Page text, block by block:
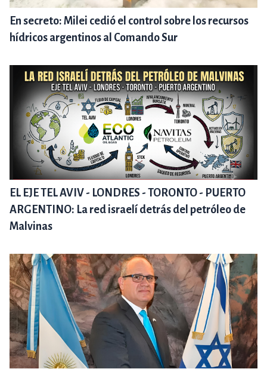
En secreto: Milei cedió el control sobre los recursos
hídricos argentinos al Comando Sur
EL EJE TEL AVIV - LONDRES - TORONTO - PUERTO
ARGENTINO: La red israelí detrás del petróleo de
Malvinas